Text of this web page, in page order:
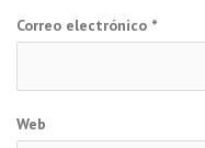
Correo electrónico *
Web